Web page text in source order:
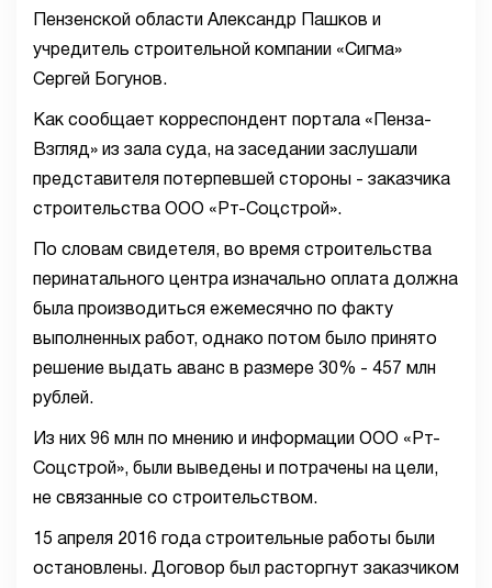
Пензенской области Александр Пашков и
учредитель строительной компании «Сигма»
Сергей Богунов.
Как сообщает корреспондент портала «Пенза-
Взгляд» из зала суда, на заседании заслушали
представителя потерпевшей стороны - заказчика
строительства ООО «Рт-Соцстрой».
По словам свидетеля, во время строительства
перинатального центра изначально оплата должна
была производиться ежемесячно по факту
выполненных работ, однако потом было принято
решение выдать аванс в размере 30% - 457 млн
рублей.
Из них 96 млн по мнению и информации ООО «Рт-
Соцстрой», были выведены и потрачены на цели,
не связанные со строительством.
15 апреля 2016 года строительные работы были
остановлены. Договор был расторгнут заказчиком